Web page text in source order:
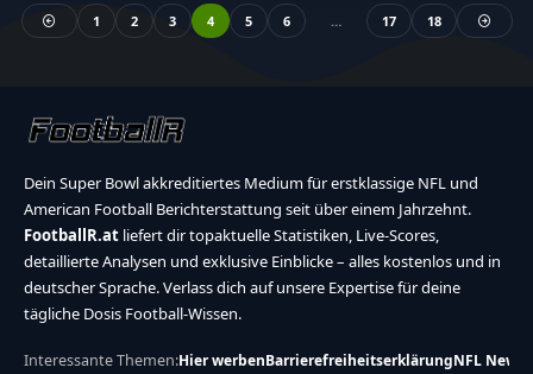
1 2 3 4 5 6 … 17 18
Dein Super Bowl akkreditiertes Medium für erstklassige NFL und
American Football Berichterstattung seit über einem Jahrzehnt.
FootballR.at liefert dir topaktuelle Statistiken, Live-Scores,
detaillierte Analysen und exklusive Einblicke – alles kostenlos und in
deutscher Sprache. Verlass dich auf unsere Expertise für deine
tägliche Dosis Football-Wissen.
Interessante Themen:Hier werbenBarrierefreiheitserklärungNFL News